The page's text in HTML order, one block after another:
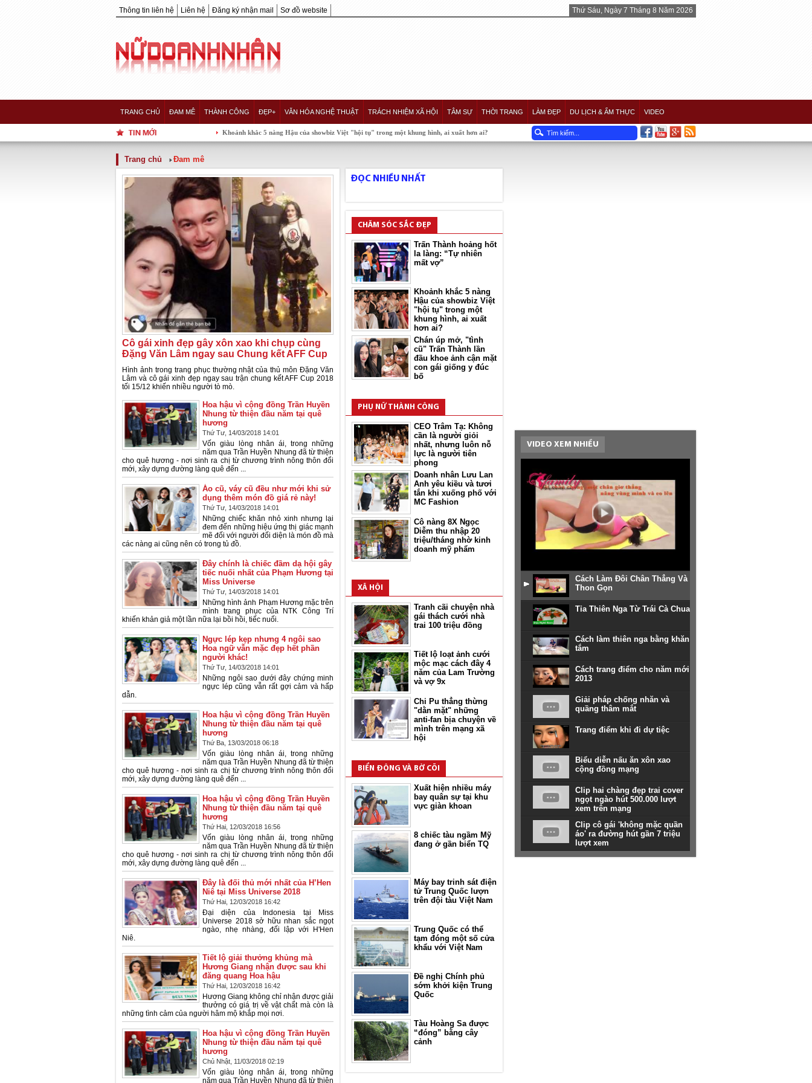
Thông tin liên hệ Liên hệ Đăng ký nhận mail Sơ đồ website Thứ Sáu, Ngày 7 Tháng 8 Năm 2026
TRANG CHỦ ĐAM MÊ THÀNH CÔNG ĐẸP+ VĂN HÓA NGHỆ THUẬT TRÁCH NHIỆM XÃ HỘI TÂM SỰ THỜI TRANG LÀM ĐẸP DU LỊCH & ẨM THỰC VIDEO
Khoảnh khắc 5 nàng Hậu của showbiz Việt "hội tụ" trong một khung hình, ai xuất hơn ai?
Trang chủ Đam mê
Cô gái xinh đẹp gây xôn xao khi chụp cùng
Đặng Văn Lâm ngay sau Chung kết AFF Cup
Hình ảnh trong trang phục thường nhật của thủ môn Đặng Văn
Lâm và cô gái xinh đẹp ngay sau trận chung kết AFF Cup 2018
tối 15/12 khiến nhiều người tò mò.
Hoa hậu vì cộng đồng Trần Huyền
Nhung từ thiện đầu năm tại quê
hương
Thứ Tư, 14/03/2018 14:01
Vốn giàu lòng nhân ái, trong những
năm qua Trần Huyền Nhung đã từ thiện
cho quê hương - nơi sinh ra chị từ chương trình nông thôn đổi
mới, xây dựng đường làng quê đến ...
Áo cũ, váy cũ đều như mới khi sử
dụng thêm món đồ giá rẻ này!
Thứ Tư, 14/03/2018 14:01
Những chiếc khăn nhỏ xinh nhưng lại
đem đến những hiệu ứng thị giác mạnh
mẽ đối với người đối diện là món đồ mà
các nàng ai cũng nên có trong tủ đồ.
Đây chính là chiếc đầm dạ hội gây
tiếc nuối nhất của Phạm Hương tại
Miss Universe
Thứ Tư, 14/03/2018 14:01
Những hình ảnh Phạm Hương mặc trên
mình trang phục của NTK Công Trí
khiến khản giả một lần nữa lại bồi hồi, tiếc nuối.
Ngực lép kẹp nhưng 4 ngôi sao
Hoa ngữ vẫn mặc đẹp hết phần
người khác!
Thứ Tư, 14/03/2018 14:01
Những ngôi sao dưới đây chứng minh
ngực lép cũng vẫn rất gợi cảm và hấp
dẫn.
Hoa hậu vì cộng đồng Trần Huyền
Nhung từ thiện đầu năm tại quê
hương
Thứ Ba, 13/03/2018 06:18
Vốn giàu lòng nhân ái, trong những
năm qua Trần Huyền Nhung đã từ thiện
cho quê hương - nơi sinh ra chị từ chương trình nông thôn đổi
mới, xây dựng đường làng quê đến ...
Hoa hậu vì cộng đồng Trần Huyền
Nhung từ thiện đầu năm tại quê
hương
Thứ Hai, 12/03/2018 16:56
Vốn giàu lòng nhân ái, trong những
năm qua Trần Huyền Nhung đã từ thiện
cho quê hương - nơi sinh ra chị từ chương trình nông thôn đổi
mới, xây dựng đường làng quê đến ...
Đây là đối thủ mới nhất của H’Hen
Niê tại Miss Universe 2018
Thứ Hai, 12/03/2018 16:42
Đại diện của Indonesia tại Miss
Universe 2018 sở hữu nhan sắc ngọt
ngào, nhẹ nhàng, đối lập với H'Hen
Niê.
Tiết lộ giải thưởng khủng mà
Hương Giang nhận được sau khi
đăng quang Hoa hậu
Thứ Hai, 12/03/2018 16:42
Hương Giang không chỉ nhận được giải
thưởng có giá trị về vật chất mà còn là
những tình cảm của người hâm mộ khắp mọi nơi.
Hoa hậu vì cộng đồng Trần Huyền
Nhung từ thiện đầu năm tại quê
hương
Chủ Nhật, 11/03/2018 02:19
Vốn giàu lòng nhân ái, trong những
năm qua Trần Huyền Nhung đã từ thiện
ĐỌC NHIỀU NHẤT
CHĂM SÓC SẮC ĐẸP
Trấn Thành hoảng hốt
la làng: “Tự nhiên
mất vợ”
Khoảnh khắc 5 nàng
Hậu của showbiz Việt
"hội tụ" trong một
khung hình, ai xuất
hơn ai?
Chán úp mở, "tình
cũ" Trấn Thành lần
đầu khoe ảnh cận mặt
con gái giống y đúc
bố
PHỤ NỮ THÀNH CÔNG
CEO Trâm Tạ: Không
cần là người giỏi
nhất, nhưng luôn nỗ
lực là người tiên
phong
Doanh nhân Lưu Lan
Anh yêu kiều và tươi
tắn khi xuống phố với
MC Fashion
Cô nàng 8X Ngọc
Diễm thu nhập 20
triệu/tháng nhờ kinh
doanh mỹ phẩm
XÃ HỘI
Tranh cãi chuyện nhà
gái thách cưới nhà
trai 100 triệu đồng
Tiết lộ loạt ảnh cưới
mộc mạc cách đây 4
năm của Lam Trường
và vợ 9x
Chi Pu thẳng thừng
"dằn mặt" những
anti-fan bịa chuyện về
mình trên mạng xã
hội
BIỂN ĐÔNG VÀ BỜ CÕI
Xuất hiện nhiều máy
bay quân sự tại khu
vực giàn khoan
8 chiếc tàu ngầm Mỹ
đang ở gần biển TQ
Máy bay trinh sát điện
tử Trung Quốc lượn
trên đội tàu Việt Nam
Trung Quốc có thể
tạm đóng một số cửa
khẩu với Việt Nam
Đề nghị Chính phủ
sớm khởi kiện Trung
Quốc
Tàu Hoàng Sa được
“đóng” bằng cây
cảnh
VIDEO XEM NHIỀU
Cách Làm Đôi Chân Thẳng Và
Thon Gọn
Tỉa Thiên Nga Từ Trái Cà Chua
Cách làm thiên nga bằng khăn
tắm
Cách trang điểm cho năm mới
2013
Giải pháp chống nhăn và
quầng thâm mắt
Trang điểm khi đi dự tiệc
Biểu diễn nấu ăn xôn xao
cộng đồng mạng
Clip hai chàng đẹp trai cover
ngọt ngào hút 500.000 lượt
xem trên mạng
Clip cô gái 'không mặc quần
áo' ra đường hút gần 7 triệu
lượt xem